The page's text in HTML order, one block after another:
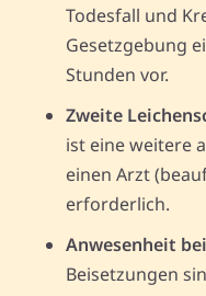
Todesfall und
Gesetzgebung
Stunden vor.
Zweite
ist eine weitere
einen Arzt
erforderlich.
Anwesenheit
Beisetzungen